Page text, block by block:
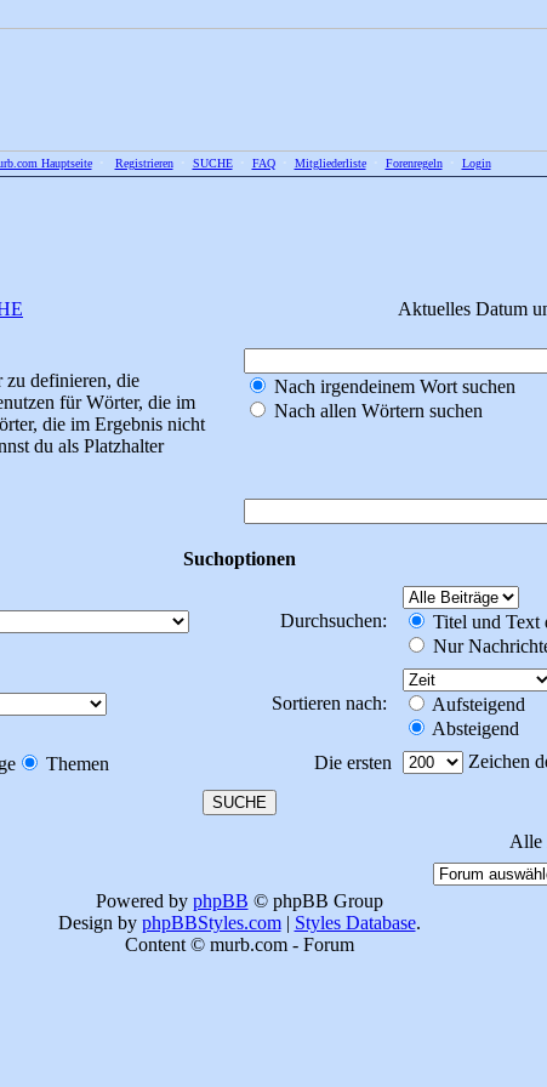
Hauptseite• Registrieren• SUCHE• FAQ• Mitgliederliste• Forenregeln• Login
Aktuelles Datum
zu definieren, die
für Wörter, die im
die im Ergebnis nicht
du als Platzhalter
Nach irgendeinem Wort suchen
Nach allen Wörtern suchen
Suchoptionen
Durchsuchen:
Titel und Text
Nur
Sortieren nach:
Aufsteigend
Absteigend
Themen Die ersten Zeichen
Alle
Powered by phpBB © phpBB Group
Design by phpBBStyles.com| Styles Database.
Content © murb.com - Forum